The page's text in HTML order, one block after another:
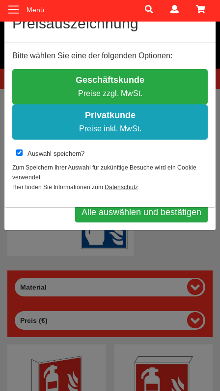
Hotline: 0781 9399888-60
Menü
Sie sind hier: Schilder- und Kennzeichnung
Brandschutzzeichen
ASR A1.3 / ISO 7010 u. ISO 6309
ASR A1.3 / ISO 7010 u. ISO 6309
Material
Preis (€)
Cookie-Einstellungen
Wir verwenden Cookies, um Ihnen ein optimales
Einige Cookies sind technisch notwendig, andere dienen zu
anonymen Statistikzwecken.
Entscheiden Sie bitte selbst, welche Cookies Sie akzeptieren.
Notwendige Cookies erlauben
Weitere Infos
Datenschutz Impressum
Auswahl bestätigen
Alle auswählen und bestätigen
Preisauszeichnung
Bitte wählen Sie eine der folgenden Optionen:
Geschäftskunde
Preise zzgl. MwSt.
Privatkunde
Preise inkl. MwSt.
Auswahl speichern?
Zum Speichern Ihrer Auswahl für zukünftige Besuche wird ein Cookie
verwendet.
Hier finden Sie Informationen zum Datenschutz